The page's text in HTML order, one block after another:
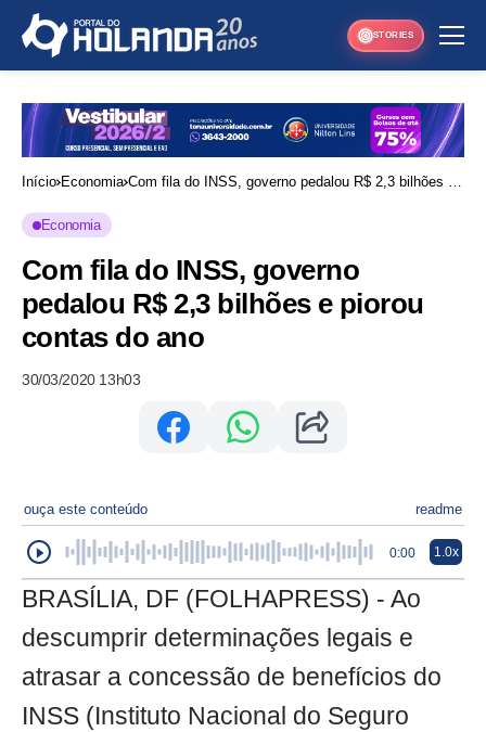
STORIES
Início Economia Com fila do INSS, governo pedalou R$ 2,3 bilhões e
Economia
Com fila do INSS, governo
pedalou R$ 2,3 bilhões e piorou
contas do ano
30/03/2020 13h03
ouça este conteúdo readme
0:00 1.0x
BRASÍLIA, DF (FOLHAPRESS) - Ao
descumprir determinações legais e
atrasar a concessão de benefícios do
INSS (Instituto Nacional do Seguro